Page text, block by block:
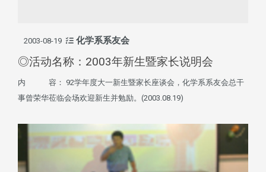
2003-08-19 化学系系友会
◎活动名称：2003年新生暨家长说明会
内 容： 92学年度大一新生暨家长座谈会，化学系系友会总干
事曾荣华莅临会场欢迎新生并勉励。(2003.08.19)